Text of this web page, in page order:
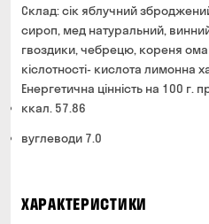
Оплата:
готівкою кур'єру
банківською картою на
Склад: сік яблучний
сироп, мед натуральний,
гвоздики, чебрецю, кореня
кіслотності- кислота лимонна
Енергетична цінність на 100 г.
ккал. 57.86
вуглеводи 7.0
ХАРАКТЕРИСТИКИ